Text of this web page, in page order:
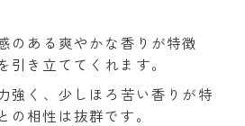
のある爽やかな香りが特徴
引き立ててくれます。
強く、少しほろ苦い香りが特
の相性は抜群です。